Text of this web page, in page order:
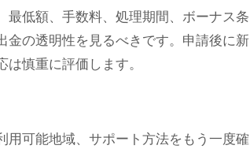
最低額、手数料、処理期間、ボーナス条
金の透明性を見るべきです。申請後に新
慎重に評価します。
可能地域、サポート方法をもう一度確